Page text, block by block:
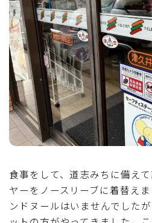
食事をして、道志みちに備え
ヤーをノースリーブに着替え
ンドヌールはいませんでした